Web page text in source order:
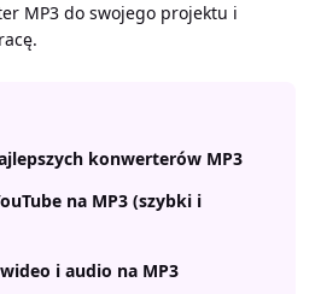
MP3 do swojego projektu i
konwerterów MP3
na MP3 (szybki i
i audio na MP3